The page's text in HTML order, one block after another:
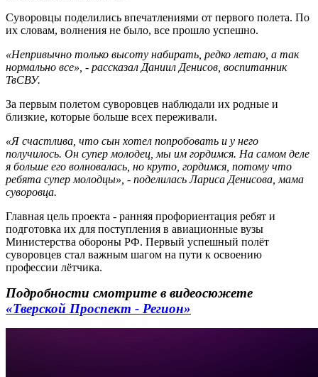
Суворовцы поделились впечатлениями от первого полета. По
их словам, волнения не было, все прошло успешно.
«Непривычно только высоту набирать, редко летаю, а так
нормально все», - рассказал Даниил Денисов, воспитанник
ТвСВУ.
За первым полетом суворовцев наблюдали их родные и
близкие, которые больше всех переживали.
«Я счастлива, что сын хотел попробовать и у него
получилось. Он супер молодец, мы им гордимся. На самом деле
я больше его волновалась, но круто, гордимся, потому что
ребята супер молодцы», - поделилась Лариса Денисова, мама
суворовца.
Главная цель проекта - ранняя профориентация ребят и
подготовка их для поступления в авиационные вузы
Министерства обороны РФ. Первый успешный полёт
суворовцев стал важным шагом на пути к освоению
профессии лётчика.
Подробности смотрите в видеосюжете
«Тверской Проспект - Регион»